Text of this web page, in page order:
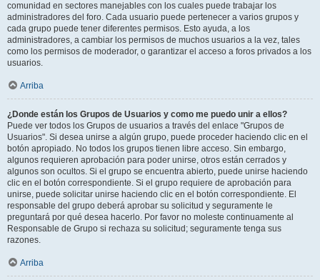
comunidad en sectores manejables con los cuales puede trabajar los
administradores del foro. Cada usuario puede pertenecer a varios grupos y
cada grupo puede tener diferentes permisos. Esto ayuda, a los
administradores, a cambiar los permisos de muchos usuarios a la vez, tales
como los permisos de moderador, o garantizar el acceso a foros privados a los
usuarios.
Arriba
¿Donde están los Grupos de Usuarios y como me puedo unir a ellos?
Puede ver todos los Grupos de usuarios a través del enlace "Grupos de
Usuarios". Si desea unirse a algún grupo, puede proceder haciendo clic en el
botón apropiado. No todos los grupos tienen libre acceso. Sin embargo,
algunos requieren aprobación para poder unirse, otros están cerrados y
algunos son ocultos. Si el grupo se encuentra abierto, puede unirse haciendo
clic en el botón correspondiente. Si el grupo requiere de aprobación para
unirse, puede solicitar unirse haciendo clic en el botón correspondiente. El
responsable del grupo deberá aprobar su solicitud y seguramente le
preguntará por qué desea hacerlo. Por favor no moleste continuamente al
Responsable de Grupo si rechaza su solicitud; seguramente tenga sus
razones.
Arriba